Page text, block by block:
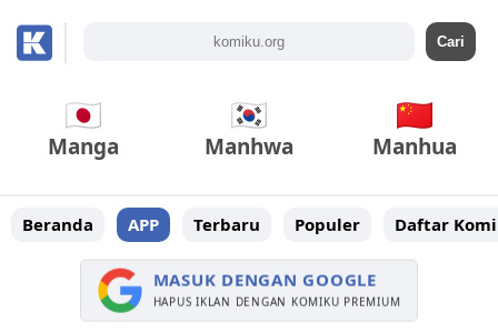
Manga Manhwa Manhua
Beranda APP Terbaru Populer Daftar
MASUK DENGAN GOOGLE
HAPUS IKLAN DENGAN KOMIKU PREMIUM